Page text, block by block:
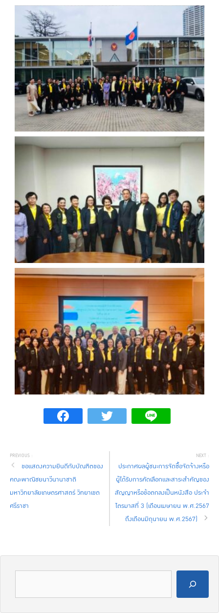
ขอแสดงความยินดีกับบัณฑิตของ
คณะพาณิชยนาวีนานาชาติ
มหาวิทยาลัยเกษตรศาสตร์ วิทยาเขต
ศรีราชา
ประกาศผลผู้ชนะการจัดซื้อจัดจ้างหรือ
ผู้ได้รับการคัดเลือกและสาระสำคัญของ
สัญญาหรือข้อตกลงเป็นหนังสือ ประจำ
ไตรมาสที่ 3 (เดือนเมษายน พ.ศ.2567
ถึงเดือนมิถุนายน พ.ศ.2567)